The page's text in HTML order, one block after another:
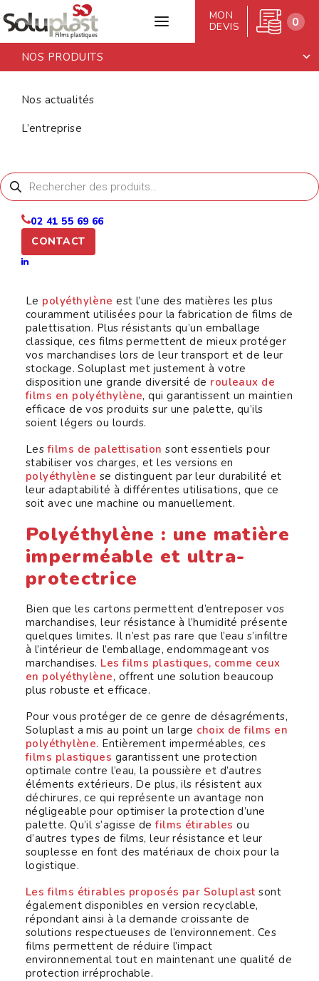
NOS PRODUITS
Nos actualités
L’entreprise
MON
DEVIS
0
Recherche
de
produits
02 41 55 69 66
CONTACT
Accueil>Films de palettisation en
FILMS DE
EN
POLYÉTHYLÈNE
Le polyéthylène est l’une des matières les plus
couramment utilisées pour la fabrication de films de
palettisation. Plus résistants qu’un emballage
classique, ces films permettent de mieux protéger
vos marchandises lors de leur transport et de leur
stockage. Soluplast met justement à votre
disposition une grande diversité de rouleaux de
films en polyéthylène, qui garantissent un maintien
efficace de vos produits sur une palette, qu’ils
soient légers ou lourds.
Les films de palettisation sont essentiels pour
stabiliser vos charges, et les versions en
polyéthylène se distinguent par leur durabilité et
leur adaptabilité à différentes utilisations, que ce
soit avec une machine ou manuellement.
Polyéthylène : une matière
imperméable et ultra-
protectrice
Bien que les cartons permettent d’entreposer vos
marchandises, leur résistance à l’humidité présente
quelques limites. Il n’est pas rare que l’eau s’infiltre
à l’intérieur de l’emballage, endommageant vos
marchandises. Les films plastiques, comme ceux
en polyéthylène, offrent une solution beaucoup
plus robuste et efficace.
Pour vous protéger de ce genre de désagréments,
Soluplast a mis au point un large choix de films en
polyéthylène. Entièrement imperméables, ces
films plastiques garantissent une protection
optimale contre l’eau, la poussière et d’autres
éléments extérieurs. De plus, ils résistent aux
déchirures, ce qui représente un avantage non
négligeable pour optimiser la protection d’une
palette. Qu’il s’agisse de films étirables ou
d’autres types de films, leur résistance et leur
souplesse en font des matériaux de choix pour la
logistique.
Les films étirables proposés par Soluplast sont
également disponibles en version recyclable,
répondant ainsi à la demande croissante de
solutions respectueuses de l’environnement. Ces
films permettent de réduire l’impact
environnemental tout en maintenant une qualité de
protection irréprochable.